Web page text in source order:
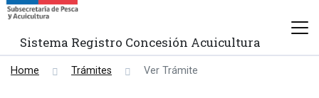
Sistema Registro Concesión Acuicultura
Home Trámites Ver Trámite